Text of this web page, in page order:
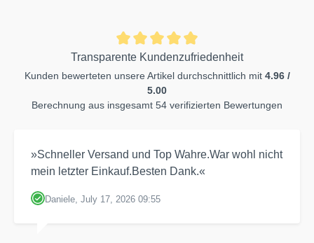
Transparente Kundenzufriedenheit
Kunden bewerteten unsere Artikel durchschnittlich mit 4.96 /
5.00
Berechnung aus insgesamt 54 verifizierten Bewertungen
»Schneller Versand und Top Wahre.War wohl nicht
mein letzter Einkauf.Besten Dank.«
Daniele, July 17, 2026 09:55